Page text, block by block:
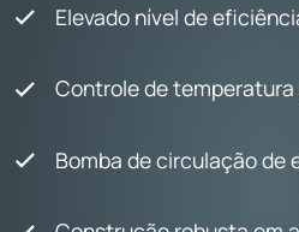
Elevado nível de
Controle de
Bomba de circulação de